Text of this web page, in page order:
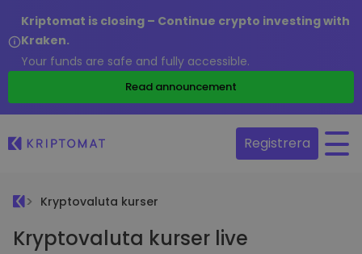
Kriptomat is closing – Continue crypto investing with
Kraken.
Your funds are safe and fully accessible.
Read announcement
Registrera
Kryptovaluta kurser
Kryptovaluta kurser live